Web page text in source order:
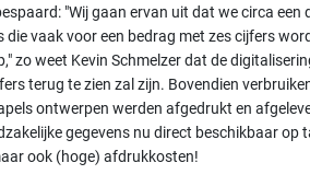
"Wij gaan ervan uit dat we circa een
vaak voor een bedrag met zes cijfers
zo weet Kevin Schmelzer dat de
terug te zien zal zijn. Bovendien
ontwerpen werden afgedrukt en
gegevens nu direct beschikbaar op
ook (hoge) afdrukkosten!